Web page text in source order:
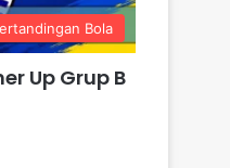
Bola
Up Grup B